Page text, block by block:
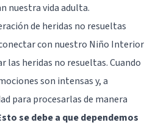
nuestra vida adulta.
de heridas no resueltas
con nuestro Niño Interior
las heridas no resueltas. Cuando
son intensas y, a
para procesarlas de manera
se debe a que dependemos